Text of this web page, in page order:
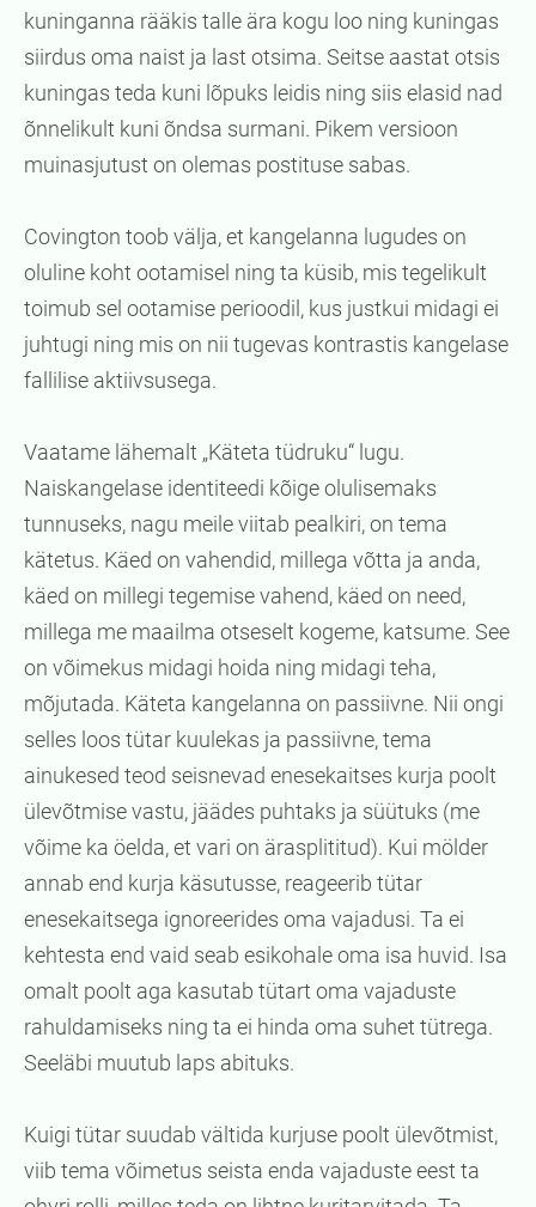
kuninganna rääkis talle ära kogu loo ning kuningas
siirdus oma naist ja last otsima. Seitse aastat otsis
kuningas teda kuni lõpuks leidis ning siis elasid nad
õnnelikult kuni õndsa surmani. Pikem versioon
muinasjutust on olemas postituse sabas.
Covington toob välja, et kangelanna lugudes on
oluline koht ootamisel ning ta küsib, mis tegelikult
toimub sel ootamise perioodil, kus justkui midagi ei
juhtugi ning mis on nii tugevas kontrastis kangelase
fallilise aktiivsusega.
Vaatame lähemalt „Käteta tüdruku“ lugu.
Naiskangelase identiteedi kõige olulisemaks
tunnuseks, nagu meile viitab pealkiri, on tema
kätetus. Käed on vahendid, millega võtta ja anda,
käed on millegi tegemise vahend, käed on need,
millega me maailma otseselt kogeme, katsume. See
on võimekus midagi hoida ning midagi teha,
mõjutada. Käteta kangelanna on passiivne. Nii ongi
selles loos tütar kuulekas ja passiivne, tema
ainukesed teod seisnevad enesekaitses kurja poolt
ülevõtmise vastu, jäädes puhtaks ja süütuks (me
võime ka öelda, et vari on ärasplititud). Kui mölder
annab end kurja käsutusse, reageerib tütar
enesekaitsega ignoreerides oma vajadusi. Ta ei
kehtesta end vaid seab esikohale oma isa huvid. Isa
omalt poolt aga kasutab tütart oma vajaduste
rahuldamiseks ning ta ei hinda oma suhet tütrega.
Seeläbi muutub laps abituks.
Kuigi tütar suudab vältida kurjuse poolt ülevõtmist,
viib tema võimetus seista enda vajaduste eest ta